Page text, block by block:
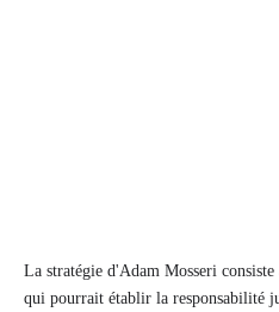
La stratégie d'Adam Mosseri
qui pourrait établir la responsabilité